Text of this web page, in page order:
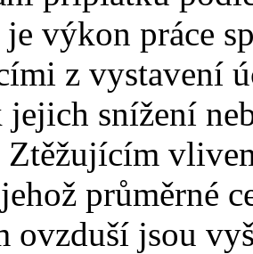
je výkon práce
z vystavení
jejich snížení
vlivem
průměrné
ovzduší jsou